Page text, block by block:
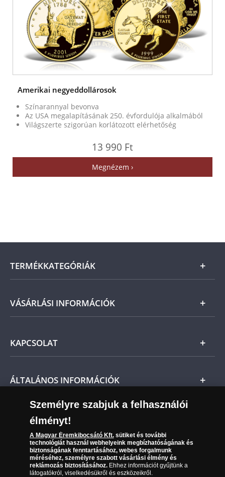
Amerikai negyeddollárosok
Színarannyal bevonva
Az USA megalapításának 250. évfordulója alkalmából
Világszerte szigorúan korlátozott elérhetőség
13 990 Ft
Megnézem ›
TERMÉKKATEGÓRIÁK
Arany
Magyar
VÁSÁRLÁSI INFORMÁCIÓK
Szállítási módok
Kézbesítés
Reklamáció
Visszaküldés
Elállási űrlap
KAPCSOLAT
Ügyfélszolgálat
Karrier
ÁLTALÁNOS INFORMÁCIÓK
Sütik (cookies) használata
Süti (cookies)
Beállítások
Társaságunkról
Az érmék és érmek ára és értéke
06 80 888 889
(díjmentesen hívható hétfőtől csütörtökig 9.00 és 17.00
óra között, péntekenként 9.00 és 15.00 óra között)
Személyre szabjuk a felhasználói
élményt!
A Magyar Éremkibocsátó Kft.sütiket és további
technológiát használ webhelyeink megbízhatóságának és
biztonságának fenntartásához, webes forgalmunk
méréséhez, személyre szabott vásárlási élmény és
reklámozás biztosításához.Ehhez információt gyűjtünk a
látogatókról, viselkedésükről és eszközeikről.